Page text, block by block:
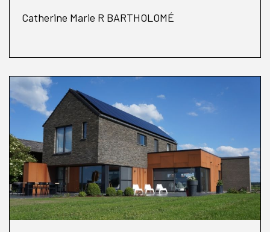
Catherine Marie R BARTHOLOMÉ